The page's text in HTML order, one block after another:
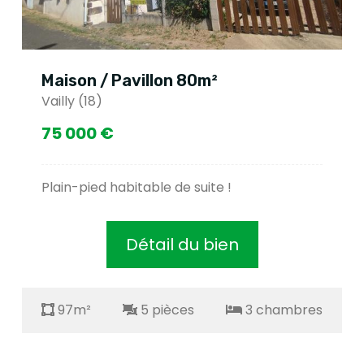
Maison / Pavillon 80m²
Vailly (18)
75 000 €
Plain-pied habitable de suite !
Détail du bien
97m² 5 pièces 3 chambres